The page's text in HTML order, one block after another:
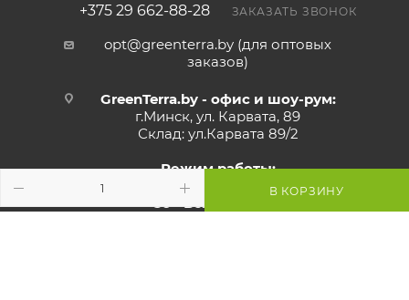
В КОРЗИНУ
+375 29 662-88-28 ЗАКАЗАТЬ ЗВОНОК
opt@greenterra.by (для оптовых
заказов)
GreenTerra.by - офис и шоу-рум:
г.Минск, ул. Карвата, 89
Склад: ул.Карвата 89/2
Режим работы:
Пн - Пт:
с 9:00 до 17:00